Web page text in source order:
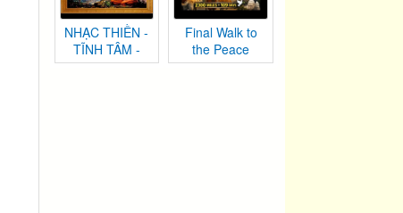
NHẠC THIỀN -
TĨNH TÂM -
AN NHIÊN TỰ
Final Walk to
the Peace
Monument |